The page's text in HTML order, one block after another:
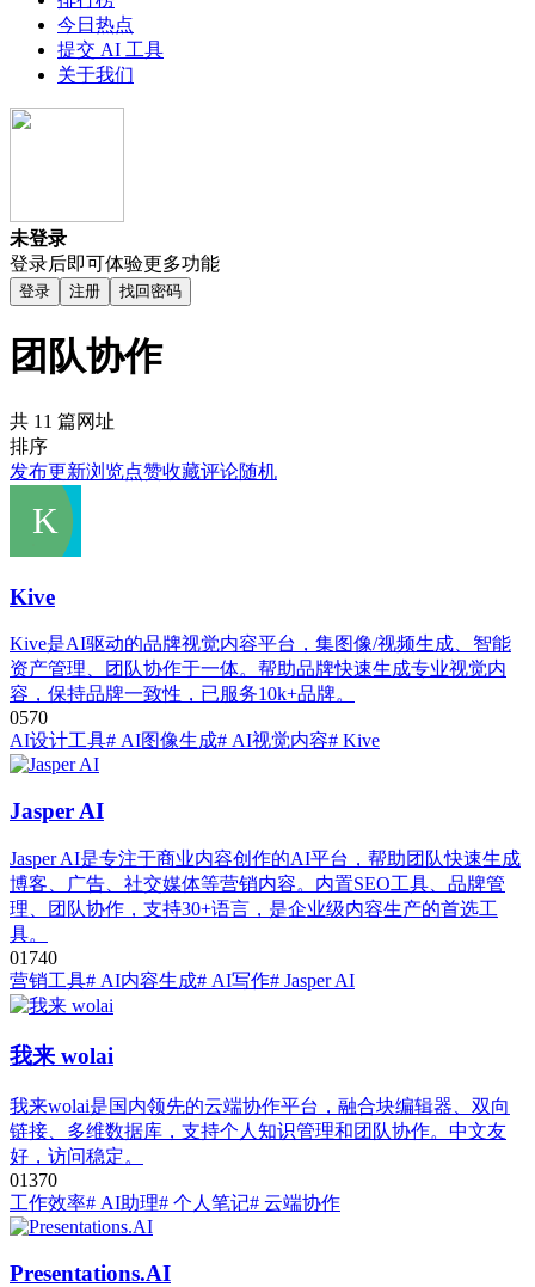
今日热点
提交 AI 工具
关于我们
未登录
登录后即可体验更多功能
登录 注册 找回密码
团队协作
共 11 篇网址
排序
发布更新浏览点赞收藏评论随机
Kive
Kive是AI驱动的品牌视觉内容平台，集图像/视频生成、智能
资产管理、团队协作于一体。帮助品牌快速生成专业视觉内
容，保持品牌一致性，已服务10k+品牌。
0570
AI设计工具# AI图像生成# AI视觉内容# Kive
Jasper AI
Jasper AI是专注于商业内容创作的AI平台，帮助团队快速生成
博客、广告、社交媒体等营销内容。内置SEO工具、品牌管
理、团队协作，支持30+语言，是企业级内容生产的首选工
具。
01740
营销工具# AI内容生成# AI写作# Jasper AI
我来 wolai
我来wolai是国内领先的云端协作平台，融合块编辑器、双向
链接、多维数据库，支持个人知识管理和团队协作。中文友
好，访问稳定。
01370
工作效率# AI助理# 个人笔记# 云端协作
Presentations.AI